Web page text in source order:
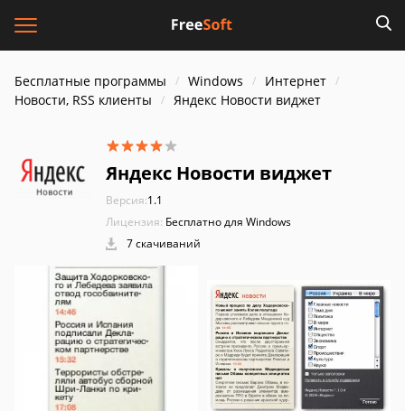
Бесплатные программы Windows
Интернет
Новости, RSS клиенты
Яндекс Новости виджет
Яндекс Новости виджет
Версия:1.1
Лицензия: Бесплатно для Windows
7 скачиваний